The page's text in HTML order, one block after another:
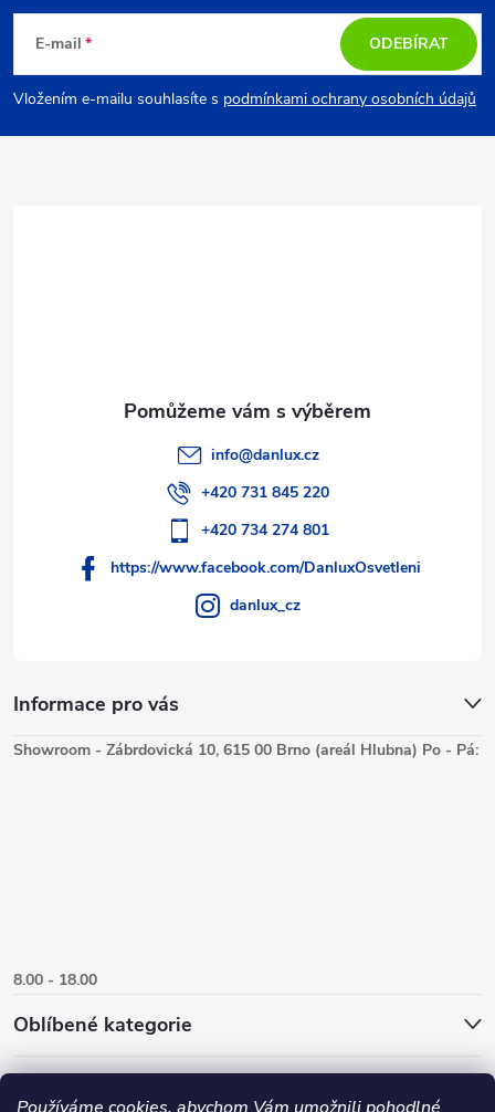
p
E-mail
Vložením e-mailu souhlasíte s podmínkami ochrany osobních údajů
ODEBÍRAT
Informace pro vás
info@danlux.cz
+420 731 845 220
+420 734 274 801
https://www.facebook.com/DanluxOsvetleni
danlux_cz
Showroom - Zábrdovická 10, 615 00 Brno (areál Hlubna) Po - Pá:
8.00 - 18.00
Oblíbené kategorie